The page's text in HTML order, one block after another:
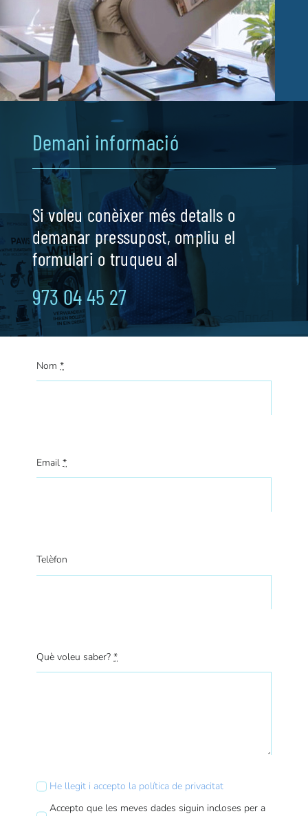
Demani informació
Si voleu conèixer més detalls o
demanar pressupost, ompliu el
formulari o truqueu al
973 04 45 27
Nom*
Email*
Telèfon
Què voleu saber?*
He llegit i accepto la política de privacitat
Accepto que les meves dades siguin incloses per a